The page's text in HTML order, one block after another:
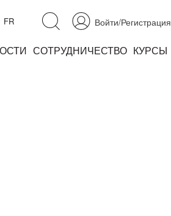
Войти/Регистрация
FR
СОТРУДНИЧЕСТВО КУРСЫ